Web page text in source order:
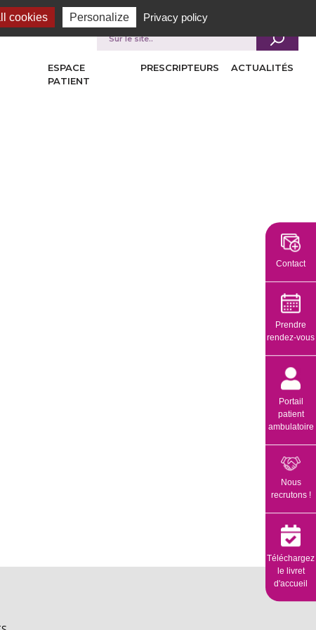
ESPACE
PATIENT
PRESCRIPTEURS ACTUALITÉS
Je recherche
Contact
Prendre
rendez-vous
Portail
patient
ambulatoire
Nous
recrutons !
Téléchargez
le livret
d'accueil
cookies Personalize Privacy policy